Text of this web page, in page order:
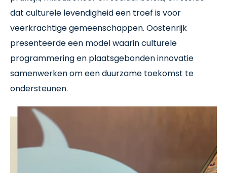
dat culturele levendigheid een troef is voor
veerkrachtige gemeenschappen. Oostenrijk
presenteerde een model waarin culturele
programmering en plaatsgebonden innovatie
samenwerken om een duurzame toekomst te
ondersteunen.